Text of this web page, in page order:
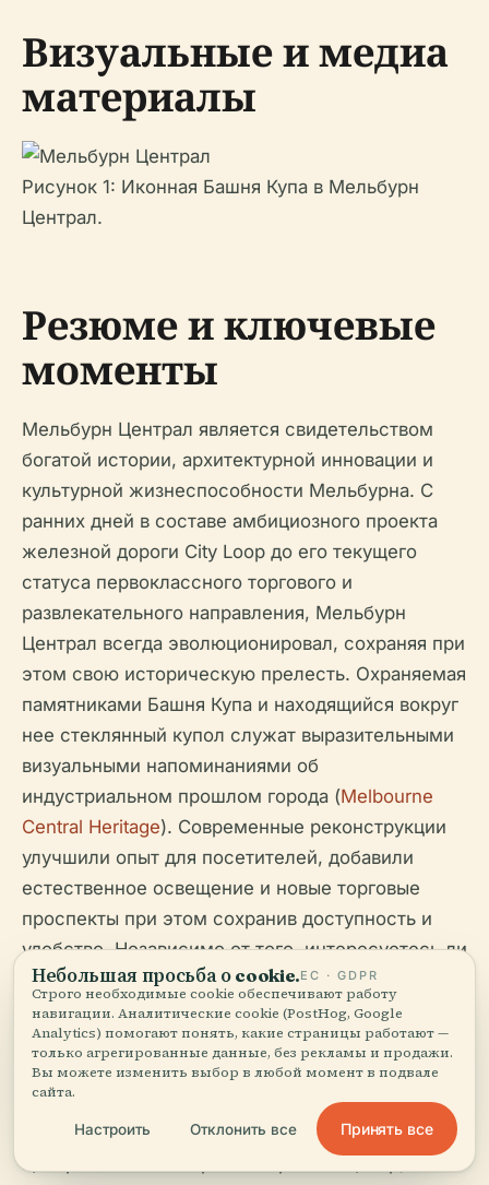
Визуальные и медиа
материалы
Рисунок 1: Иконная Башня Купа в Мельбурн
Централ.
Резюме и ключевые
моменты
Мельбурн Централ является свидетельством
богатой истории, архитектурной инновации и
культурной жизнеспособности Мельбурна. С
ранних дней в составе амбициозного проекта
железной дороги City Loop до его текущего
статуса первоклассного торгового и
развлекательного направления, Мельбурн
Централ всегда эволюционировал, сохраняя при
этом свою историческую прелесть. Охраняемая
памятниками Башня Купа и находящийся вокруг
нее стеклянный купол служат выразительными
визуальными напоминаниями об
индустриальном прошлом города (Melbourne
Central Heritage). Современные реконструкции
улучшили опыт для посетителей, добавили
естественное освещение и новые торговые
проспекты при этом сохранив доступность и
удобство. Независимо от того, интересуетесь ли
вы шопингом, обедом или исследованием
исторических мест, Мельбурн Централ
предлагает что-то для каждого. С легкой
доступностью через общественный транспорт,
разнообразием достопримечательностей и
обязательством к устойчивости, Мельбурн
Централ — это не просто торговый центр, а
Небольшая просьба о cookie.ЕС · GDPR
Строго необходимые cookie обеспечивают работу
навигации. Аналитические cookie (PostHog, Google
Analytics) помогают понять, какие страницы работают —
только агрегированные данные, без рекламы и продажи.
Вы можете изменить выбор в любой момент в подвале
сайта.
Настроить Отклонить все Принять все